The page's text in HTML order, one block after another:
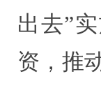
出去”
资，推